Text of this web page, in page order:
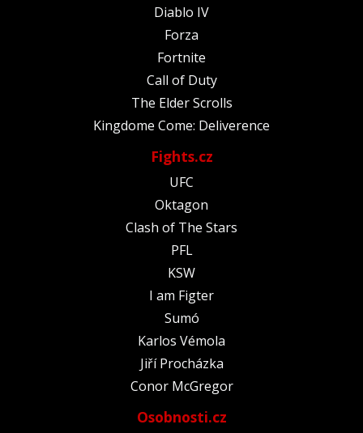
Diablo IV
Forza
Fortnite
Call of Duty
The Elder Scrolls
Kingdome Come: Deliverence
Fights.cz
UFC
Oktagon
Clash of The Stars
PFL
KSW
I am Figter
Sumó
Karlos Vémola
Jiří Procházka
Conor McGregor
Osobnosti.cz